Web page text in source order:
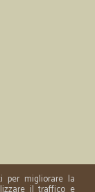
per migliorare la